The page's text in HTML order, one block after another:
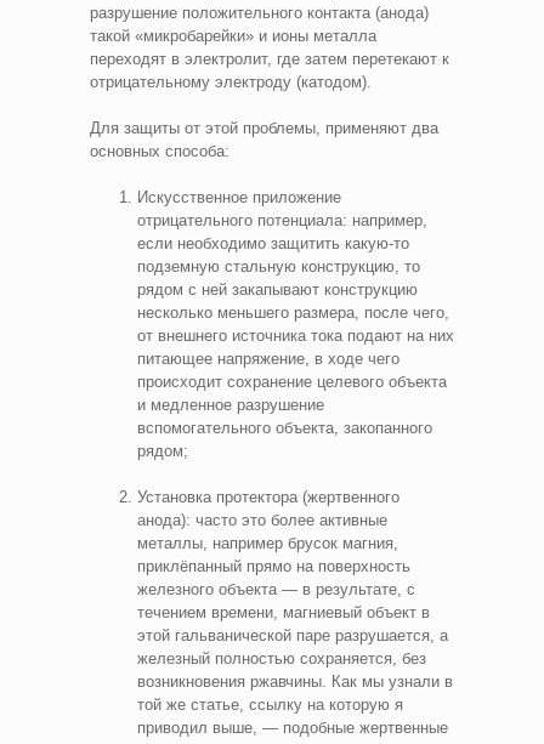
разрушение положительного контакта (анода)
такой «микробарейки» и ионы металла
переходят в электролит, где затем перетекают к
отрицательному электроду (катодом).
Для защиты от этой проблемы, применяют два
основных способа:
Искусственное приложение
отрицательного потенциала: например,
если необходимо защитить какую-то
подземную стальную конструкцию, то
рядом с ней закапывают конструкцию
несколько меньшего размера, после чего,
от внешнего источника тока подают на них
питающее напряжение, в ходе чего
происходит сохранение целевого объекта
и медленное разрушение
вспомогательного объекта, закопанного
рядом;
Установка протектора (жертвенного
анода): часто это более активные
металлы, например брусок магния,
приклёпанный прямо на поверхность
железного объекта — в результате, с
течением времени, магниевый объект в
этой гальванической паре разрушается, а
железный полностью сохраняется, без
возникновения ржавчины. Как мы узнали в
той же статье, ссылку на которую я
приводил выше, — подобные жертвенные